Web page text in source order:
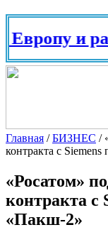
и
Главная /БИЗНЕС /
контракта с
«Росатом»
контракта с
«Пакш-2»